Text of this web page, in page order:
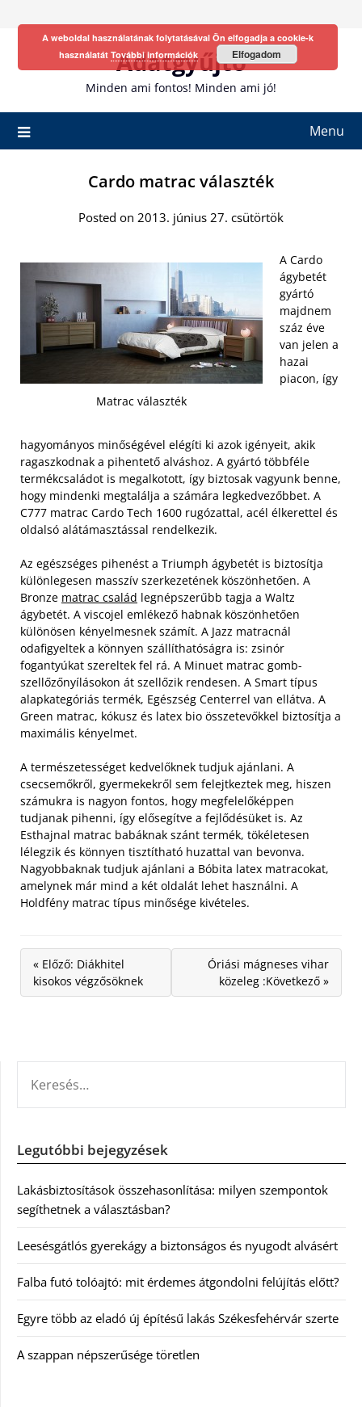
Adatgyűjtő
Minden ami fontos! Minden ami jó!
Menu
Cardo matrac választék
Posted on 2013. június 27. csütörtök
Matrac választék
A Cardo
ágybetét
gyártó
majdnem
száz éve
van jelen a
hazai
piacon, így
hagyományos minőségével elégíti ki azok igényeit, akik
ragaszkodnak a pihentető alváshoz. A gyártó többféle
termékcsaládot is megalkotott, így biztosak vagyunk benne,
hogy mindenki megtalálja a számára legkedvezőbbet. A
C777 matrac Cardo Tech 1600 rugózattal, acél élkerettel és
oldalsó alátámasztással rendelkezik.
Az egészséges pihenést a Triumph ágybetét is biztosítja
különlegesen masszív szerkezetének köszönhetően. A
Bronze matrac család legnépszerűbb tagja a Waltz
ágybetét. A viscojel emlékező habnak köszönhetően
különösen kényelmesnek számít. A Jazz matracnál
odafigyeltek a könnyen szállíthatóságra is: zsinór
fogantyúkat szereltek fel rá. A Minuet matrac gomb-
szellőzőnyílásokon át szellőzik rendesen. A Smart típus
alapkategóriás termék, Egészség Centerrel van ellátva. A
Green matrac, kókusz és latex bio összetevőkkel biztosítja a
maximális kényelmet.
A természetességet kedvelőknek tudjuk ajánlani. A
csecsemőkről, gyermekekről sem felejtkeztek meg, hiszen
számukra is nagyon fontos, hogy megfelelőképpen
tudjanak pihenni, így elősegítve a fejlődésüket is. Az
Esthajnal matrac babáknak szánt termék, tökéletesen
lélegzik és könnyen tisztítható huzattal van bevonva.
Nagyobbaknak tudjuk ajánlani a Bóbita latex matracokat,
amelynek már mind a két oldalát lehet használni. A
Holdfény matrac típus minősége kivételes.
« Előző: Diákhitel
kisokos végzősöknek
Óriási mágneses vihar
közeleg :Következő »
Legutóbbi bejegyzések
Lakásbiztosítások összehasonlítása: milyen szempontok
segíthetnek a választásban?
Leesésgátlós gyerekágy a biztonságos és nyugodt alvásért
Falba futó tolóajtó: mit érdemes átgondolni felújítás előtt?
Egyre több az eladó új építésű lakás Székesfehérvár szerte
A szappan népszerűsége töretlen
A weboldal használatának folytatásával Ön elfogadja a cookie-k
használatát További információk Elfogadom